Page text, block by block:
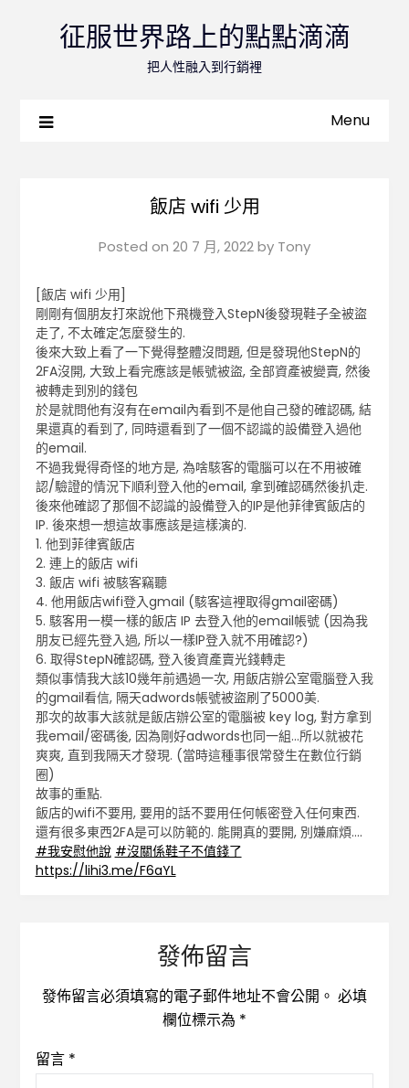
征服世界路上的點點滴滴
把人性融入到行銷裡
Menu
飯店 wifi 少用
Posted on 20 7 月, 2022by Tony
[飯店 wifi 少用]
剛剛有個朋友打來說他下飛機登入StepN後發現鞋子全被盜
走了, 不太確定怎麼發生的.
後來大致上看了一下覺得整體沒問題, 但是發現他StepN的
2FA沒開, 大致上看完應該是帳號被盜, 全部資產被變賣, 然後
被轉走到別的錢包
於是就問他有沒有在email內看到不是他自己發的確認碼, 結
果還真的看到了, 同時還看到了一個不認識的設備登入過他
的email.
不過我覺得奇怪的地方是, 為啥駭客的電腦可以在不用被確
認/驗證的情況下順利登入他的email, 拿到確認碼然後扒走.
後來他確認了那個不認識的設備登入的IP是他菲律賓飯店的
IP. 後來想一想這故事應該是這樣演的.
1. 他到菲律賓飯店
2. 連上的飯店 wifi
3. 飯店 wifi 被駭客竊聽
4. 他用飯店wifi登入gmail (駭客這裡取得gmail密碼)
5. 駭客用一模一樣的飯店 IP 去登入他的email帳號 (因為我
朋友已經先登入過, 所以一樣IP登入就不用確認?)
6. 取得StepN確認碼, 登入後資產賣光錢轉走
類似事情我大該10幾年前遇過一次, 用飯店辦公室電腦登入我
的gmail看信, 隔天adwords帳號被盜刷了5000美.
那次的故事大該就是飯店辦公室的電腦被 key log, 對方拿到
我email/密碼後, 因為剛好adwords也同一組…所以就被花
爽爽, 直到我隔天才發現. (當時這種事很常發生在數位行銷
圈)
故事的重點.
飯店的wifi不要用, 要用的話不要用任何帳密登入任何東西.
還有很多東西2FA是可以防範的. 能開真的要開, 別嫌麻煩….
#我安慰他說 #沒關係鞋子不值錢了
https://lihi3.me/F6aYL
發佈留言
發佈留言必須填寫的電子郵件地址不會公開。 必填
欄位標示為 *
留言 *